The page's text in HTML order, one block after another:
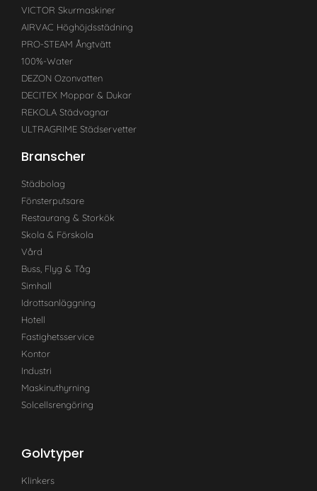
VICTOR Skurmaskiner
AIRVAC Höghöjdsstädning
PRO-STEAM Ångtvätt
100%-Water
DEZON Ozonvatten
DECITEX Moppar & Dukar
REKOLA Städvagnar
ULTRAGRIME Städservetter
Branscher
Städbolag
Fönsterputsare
Restaurang & Storkök
Skola & Förskola
Vård
Buss, Flyg & Tåg
Simhall
Idrottsanläggning
Hotell
Fastighetsservice
Kontor
Industri
Maskinuthyrning
Solcellsrengöring
Golvtyper
Klinkers